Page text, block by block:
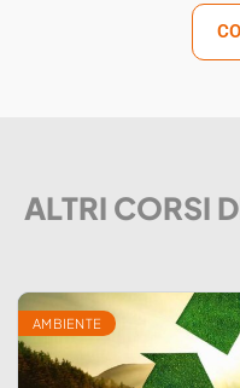
ALTRI CORSI
AMBIENTE